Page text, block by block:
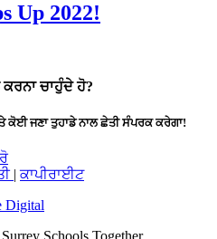
Up 2022!
ਕਰਨਾ ਚਾਹੁੰਦੇ ਹੋ?
ਕੋਈ ਜਣਾ ਤੁਹਾਡੇ ਨਾਲ ਛੇਤੀ ਸੰਪਰਕ ਕਰੇਗਾ!
| ਕਾਪੀਰਾਈਟ
Digital
Schools Together.